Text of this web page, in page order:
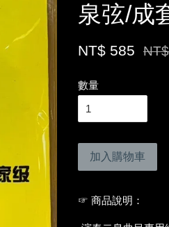
泉弦/成
NT$ 585
數量
加入購物車
☞ 商品說明：